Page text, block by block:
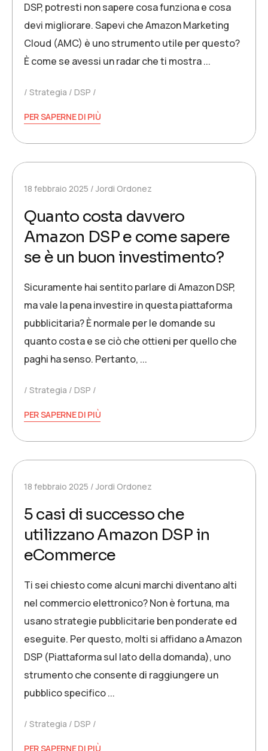
DSP, potresti non sapere cosa funziona e cosa
devi migliorare. Sapevi che Amazon Marketing
Cloud (AMC) è uno strumento utile per questo?
È come se avessi un radar che ti mostra ...
Strategia DSP
PER SAPERNE DI PIÙ
18 febbraio 2025 Jordi Ordonez
Quanto costa davvero
Amazon DSP e come sapere
se è un buon investimento?
Sicuramente hai sentito parlare di Amazon DSP,
ma vale la pena investire in questa piattaforma
pubblicitaria? È normale per le domande su
quanto costa e se ciò che ottieni per quello che
paghi ha senso. Pertanto, ...
Strategia DSP
PER SAPERNE DI PIÙ
18 febbraio 2025 Jordi Ordonez
5 casi di successo che
utilizzano Amazon DSP in
eCommerce
Ti sei chiesto come alcuni marchi diventano alti
nel commercio elettronico? Non è fortuna, ma
usano strategie pubblicitarie ben ponderate ed
eseguite. Per questo, molti si affidano a Amazon
DSP (Piattaforma sul lato della domanda), uno
strumento che consente di raggiungere un
pubblico specifico ...
Strategia DSP
PER SAPERNE DI PIÙ